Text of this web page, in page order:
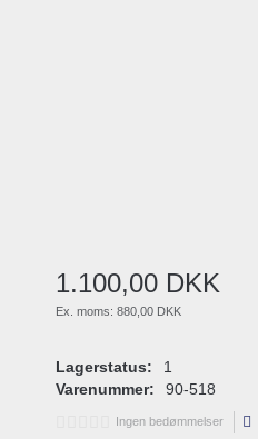
1.100,00 DKK
Ex. moms: 880,00 DKK
Lagerstatus:
1
Varenummer:
90-518
Ingen bedømmelser